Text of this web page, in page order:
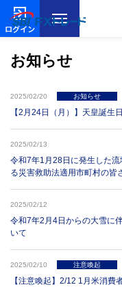
ログイン
お知らせ
2025/02/20 お知らせ
【2月24日（月）】天皇誕生
2025/02/13
令和7年1月28日に発生した
る災害救助法適用市町村の皆
2025/02/12
令和7年2月4日からの大雪に
いて
2025/02/10 注意喚起
【注意喚起】2/12 1月米消